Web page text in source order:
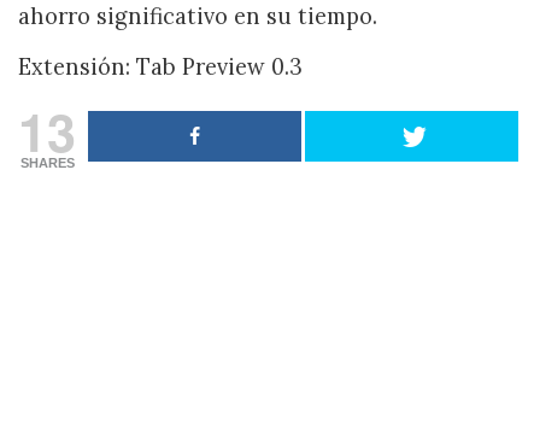
ahorro significativo en su tiempo.
Extensión: Tab Preview 0.3
13
SHARES